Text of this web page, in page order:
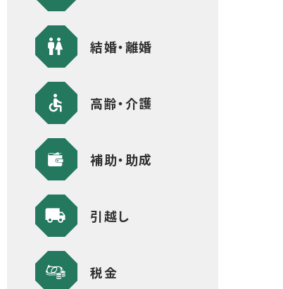
結婚・離婚
高齢・介護
補助・助成
引越し
税金